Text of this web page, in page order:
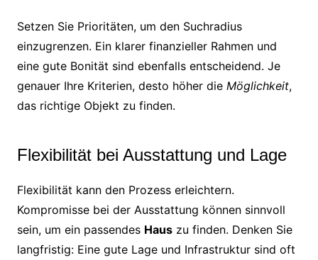
Setzen Sie Prioritäten, um den Suchradius
einzugrenzen. Ein klarer finanzieller Rahmen und
eine gute Bonität sind ebenfalls entscheidend. Je
genauer Ihre Kriterien, desto höher die Möglichkeit,
das richtige Objekt zu finden.
Flexibilität bei Ausstattung und Lage
Flexibilität kann den Prozess erleichtern.
Kompromisse bei der Ausstattung können sinnvoll
sein, um ein passendes Hauszu finden. Denken Sie
langfristig: Eine gute Lage und Infrastruktur sind oft